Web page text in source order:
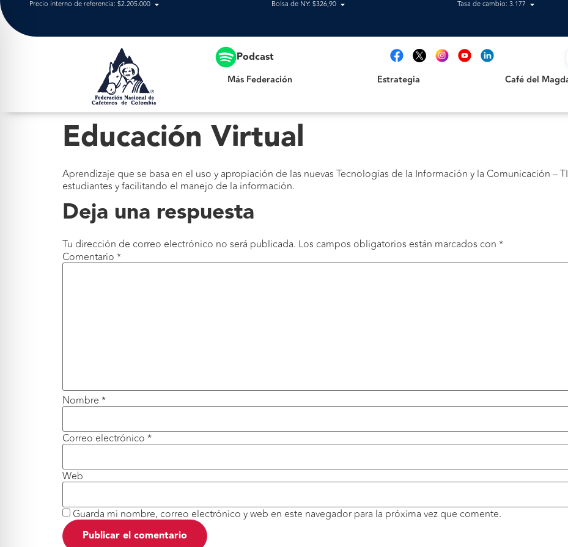
Precio interno de referencia: $2.205.000 Bolsa de NY: $326,90 Tasa de cambio: 3.177
Podcast
Más Federación Estrategia Café del
Educación Virtual
Aprendizaje que se basa en el uso y apropiación de las nuevas Tecnologías de la Información y la Comunicación –
estudiantes y facilitando el manejo de la información.
Deja una respuesta
Tu dirección de correo electrónico no será publicada. Los campos obligatorios están marcados con *
Comentario *
Nombre *
Correo electrónico *
Web
Guarda mi nombre, correo electrónico y web en este navegador para la próxima vez que comente.